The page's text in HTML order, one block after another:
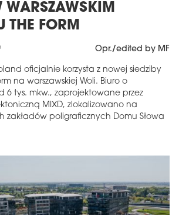
WARSZAWSKIM
THE FORM
Opr./edited by MF
oficjalnie korzysta z nowej siedziby
na warszawskiej Woli. Biuro o
6 tys. mkw., zaprojektowane przez
MIXD, zlokalizowano na
poligraficznych Domu Słowa